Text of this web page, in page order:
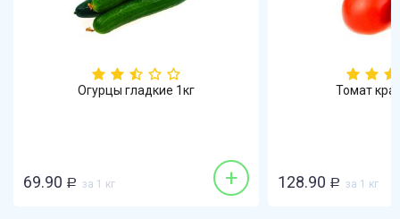
+
Томат красный 1кг
за 1 кг +